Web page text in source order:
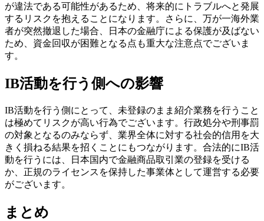
が違法である可能性があるため、将来的にトラブルへと発展
するリスクを抱えることになります。さらに、万が一海外業
者が突然撤退した場合、日本の金融庁による保護が及ばない
ため、資金回収が困難となる点も重大な注意点でございま
す。
IB活動を行う側への影響
IB活動を行う側にとって、未登録のまま紹介業務を行うこと
は極めてリスクが高い行為でございます。行政処分や刑事罰
の対象となるのみならず、業界全体に対する社会的信用を大
きく損ねる結果を招くことにもつながります。合法的にIB活
動を行うには、日本国内で金融商品取引業の登録を受ける
か、正規のライセンスを保持した事業体として運営する必要
がございます。
まとめ